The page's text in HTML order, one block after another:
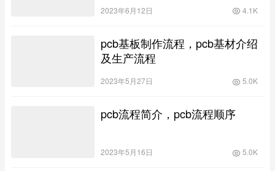
2023年6月12日 4.1K
pcb基板制作流程，pcb基材介绍
及生产流程
2023年5月27日 5.0K
pcb流程简介，pcb流程顺序
2023年5月16日 5.0K